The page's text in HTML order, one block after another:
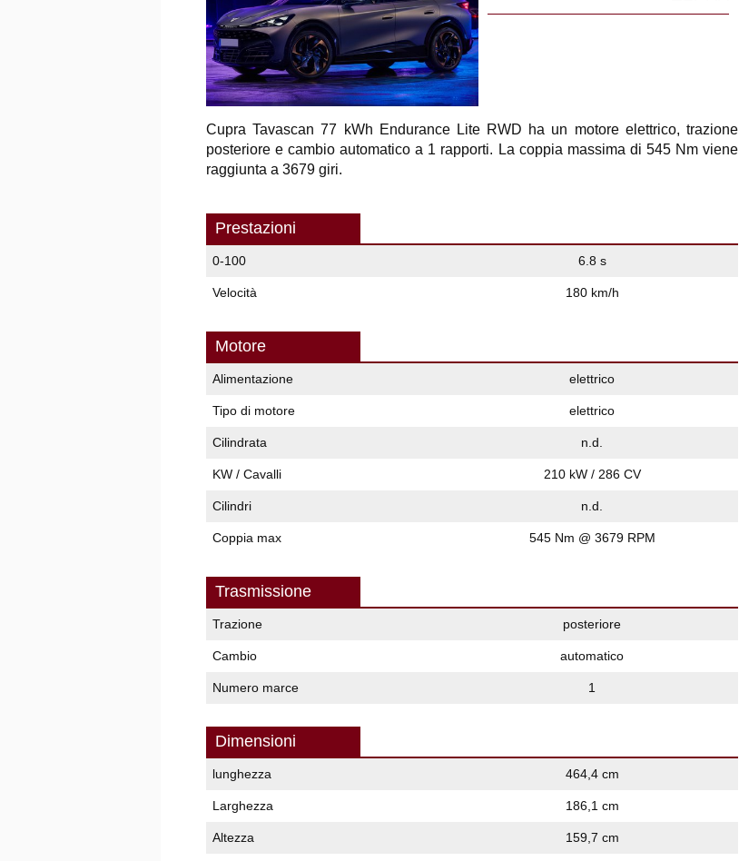
Cupra Tavascan 77 kWh Endurance Lite RWD ha un motore elettrico, trazione
posteriore e cambio automatico a 1 rapporti. La coppia massima di 545 Nm viene
raggiunta a 3679 giri.
Prestazioni
0-100 6.8 s
Velocità 180 km/h
Motore
Alimentazione elettrico
Tipo di motore elettrico
Cilindrata n.d.
KW / Cavalli 210 kW / 286 CV
Cilindri n.d.
Coppia max 545 Nm @ 3679 RPM
Trasmissione
Trazione posteriore
Cambio automatico
Numero marce 1
Dimensioni
lunghezza 464,4 cm
Larghezza 186,1 cm
Altezza 159,7 cm